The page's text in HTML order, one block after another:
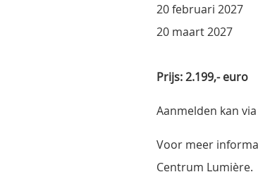
20 februari 2027
20 maart 2027
Prijs: 2.199,- euro
Aanmelden kan
Voor meer
Centrum Lumière.